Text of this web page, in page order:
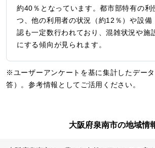
約40％となっています。都市部特有の利
つ、他の利用者の状況（約12％）や設備
認も一定数行われており、混雑状況や施
にする傾向が見られます。
※ユーザーアンケートを基に集計したデー
答）。参考情報としてご活用ください。
大阪府泉南市の地域情